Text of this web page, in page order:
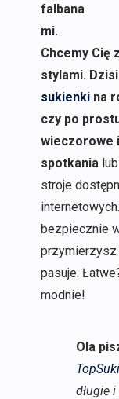
falbana
mi.
Chcemy Cię
stylami.
sukienkina
czy po
wieczorowe
spotkania
stroje
bezpiecznie
pasuje.
modnie!
Ola
długie